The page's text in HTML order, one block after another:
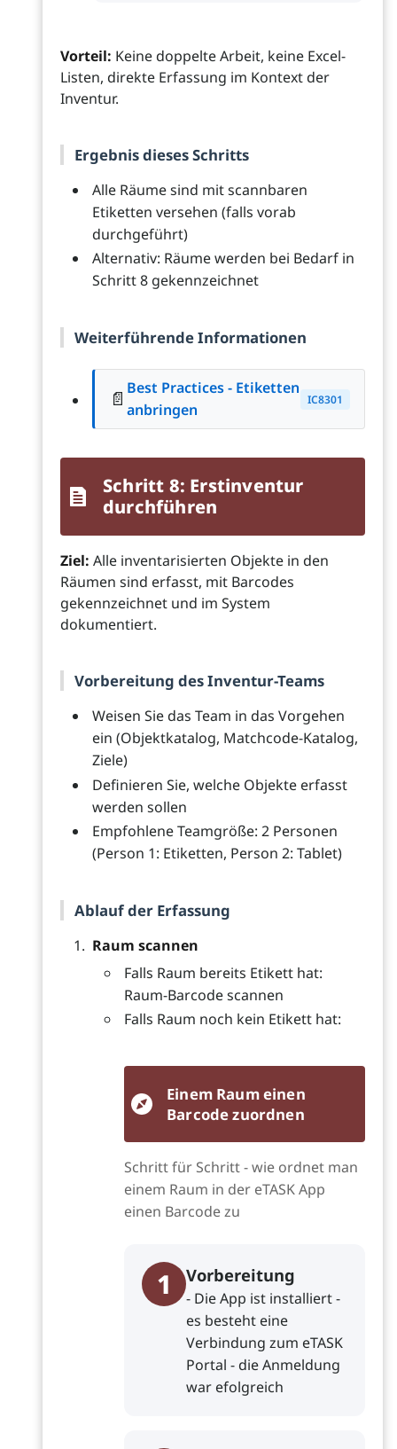
Vorteil: Keine doppelte Arbeit, keine Excel-
Listen, direkte Erfassung im Kontext der
Inventur.
Ergebnis dieses Schritts
Alle Räume sind mit scannbaren
Etiketten versehen (falls vorab
durchgeführt)
Alternativ: Räume werden bei Bedarf in
Schritt 8 gekennzeichnet
Weiterführende Informationen
📄 Best Practices - Etiketten
anbringen
IC8301
Schritt 8: Erstinventur
durchführen
Ziel: Alle inventarisierten Objekte in den
Räumen sind erfasst, mit Barcodes
gekennzeichnet und im System
dokumentiert.
Vorbereitung des Inventur-Teams
Weisen Sie das Team in das Vorgehen
ein (Objektkatalog, Matchcode-Katalog,
Ziele)
Definieren Sie, welche Objekte erfasst
werden sollen
Empfohlene Teamgröße: 2 Personen
(Person 1: Etiketten, Person 2: Tablet)
Ablauf der Erfassung
Raum scannen
Falls Raum bereits Etikett hat:
Raum-Barcode scannen
Falls Raum noch kein Etikett hat:
Einem Raum einen
Barcode zuordnen
Schritt für Schritt - wie ordnet man
einem Raum in der eTASK App
einen Barcode zu
1 Vorbereitung
- Die App ist installiert -
es besteht eine
Verbindung zum eTASK
Portal - die Anmeldung
war efolgreich